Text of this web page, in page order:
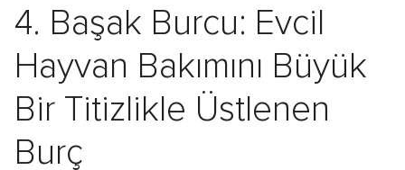
4. Başak Burcu: Evcil
Hayvan Bakımını Büyük
Bir Titizlikle Üstlenen
Burç